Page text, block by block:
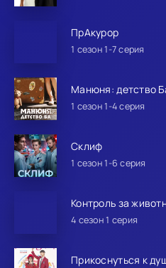
ПрАкурор
1 сезон 1-7 серия
Манюня: детство
1 сезон 1-4 серия
Склиф
1 сезон 1-6 серия
Контроль за
4 сезон 1 серия
Прикоснуться к